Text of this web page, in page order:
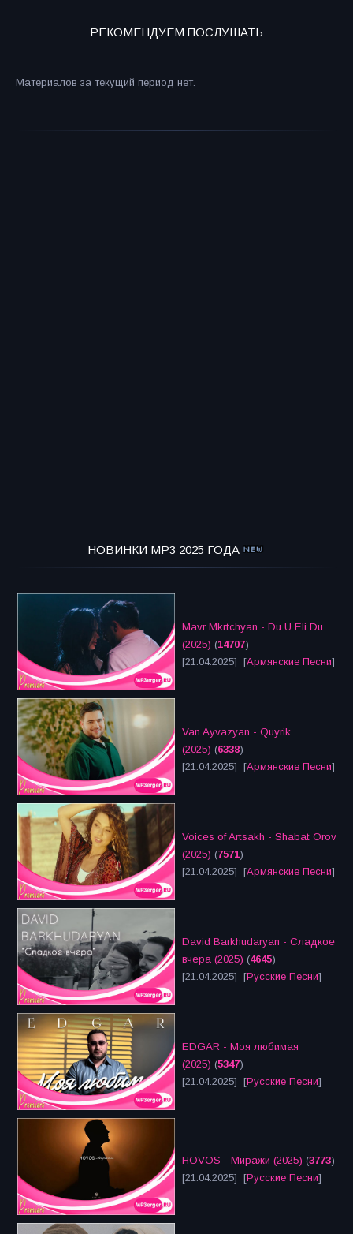
РЕКОМЕНДУЕМ ПОСЛУШАТЬ
Материалов за текущий период нет.
НОВИНКИ MP3 2025 ГОДА
Mavr Mkrtchyan - Du U Eli Du
(2025) (14707)
[21.04.2025] [Армянские Песни]
Van Ayvazyan - Quyrik
(2025) (6338)
[21.04.2025] [Армянские Песни]
Voices of Artsakh - Shabat Orov
(2025) (7571)
[21.04.2025] [Армянские Песни]
David Barkhudaryan - Сладкое
вчера (2025) (4645)
[21.04.2025] [Русские Песни]
EDGAR - Моя любимая
(2025) (5347)
[21.04.2025] [Русские Песни]
HOVOS - Миражи (2025) (3773)
[21.04.2025] [Русские Песни]